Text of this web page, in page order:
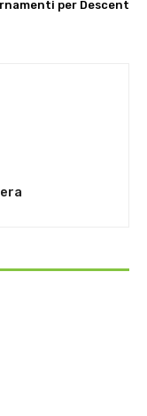
per Descent